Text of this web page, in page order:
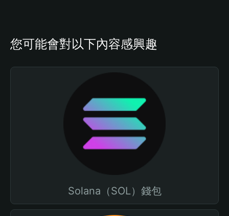
您可能會對以下內容感興趣
Solana（SOL）錢包